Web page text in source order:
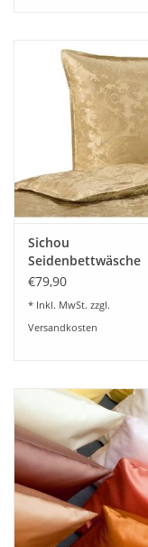
Gutscheine
Accessoires Spa
Info-Service
Geprüfter Webshop
Über uns
Tel.0049(0)7322-919376
Blog-Aktuelles
Marken
Sichou
Seidenbettwäsche
Jacquard gold 100%
€79,90
* Inkl. MwSt. zzgl.
Versandkosten